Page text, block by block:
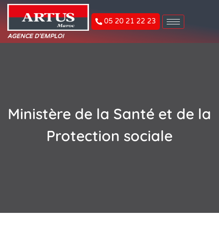
AGENCE D'EMPLOI
05 20 21 22 23
Ministère de la Santé et de la
Protection sociale